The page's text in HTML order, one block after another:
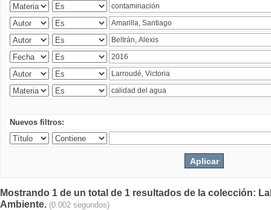
Nuevos filtros:
Mostrando 1 de un total de 1 resultados de la colección:
Ambiente. (0.002 segundos)